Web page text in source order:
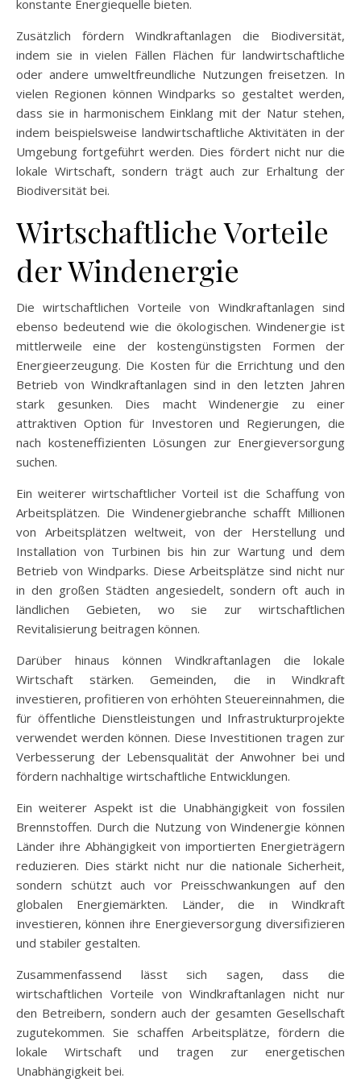
konstante Energiequelle bieten.
Zusätzlich fördern Windkraftanlagen die Biodiversität,
indem sie in vielen Fällen Flächen für landwirtschaftliche
oder andere umweltfreundliche Nutzungen freisetzen. In
vielen Regionen können Windparks so gestaltet werden,
dass sie in harmonischem Einklang mit der Natur stehen,
indem beispielsweise landwirtschaftliche Aktivitäten in der
Umgebung fortgeführt werden. Dies fördert nicht nur die
lokale Wirtschaft, sondern trägt auch zur Erhaltung der
Biodiversität bei.
Wirtschaftliche Vorteile
der Windenergie
Die wirtschaftlichen Vorteile von Windkraftanlagen sind
ebenso bedeutend wie die ökologischen. Windenergie ist
mittlerweile eine der kostengünstigsten Formen der
Energieerzeugung. Die Kosten für die Errichtung und den
Betrieb von Windkraftanlagen sind in den letzten Jahren
stark gesunken. Dies macht Windenergie zu einer
attraktiven Option für Investoren und Regierungen, die
nach kosteneffizienten Lösungen zur Energieversorgung
suchen.
Ein weiterer wirtschaftlicher Vorteil ist die Schaffung von
Arbeitsplätzen. Die Windenergiebranche schafft Millionen
von Arbeitsplätzen weltweit, von der Herstellung und
Installation von Turbinen bis hin zur Wartung und dem
Betrieb von Windparks. Diese Arbeitsplätze sind nicht nur
in den großen Städten angesiedelt, sondern oft auch in
ländlichen Gebieten, wo sie zur wirtschaftlichen
Revitalisierung beitragen können.
Darüber hinaus können Windkraftanlagen die lokale
Wirtschaft stärken. Gemeinden, die in Windkraft
investieren, profitieren von erhöhten Steuereinnahmen, die
für öffentliche Dienstleistungen und Infrastrukturprojekte
verwendet werden können. Diese Investitionen tragen zur
Verbesserung der Lebensqualität der Anwohner bei und
fördern nachhaltige wirtschaftliche Entwicklungen.
Ein weiterer Aspekt ist die Unabhängigkeit von fossilen
Brennstoffen. Durch die Nutzung von Windenergie können
Länder ihre Abhängigkeit von importierten Energieträgern
reduzieren. Dies stärkt nicht nur die nationale Sicherheit,
sondern schützt auch vor Preisschwankungen auf den
globalen Energiemärkten. Länder, die in Windkraft
investieren, können ihre Energieversorgung diversifizieren
und stabiler gestalten.
Zusammenfassend lässt sich sagen, dass die
wirtschaftlichen Vorteile von Windkraftanlagen nicht nur
den Betreibern, sondern auch der gesamten Gesellschaft
zugutekommen. Sie schaffen Arbeitsplätze, fördern die
lokale Wirtschaft und tragen zur energetischen
Unabhängigkeit bei.